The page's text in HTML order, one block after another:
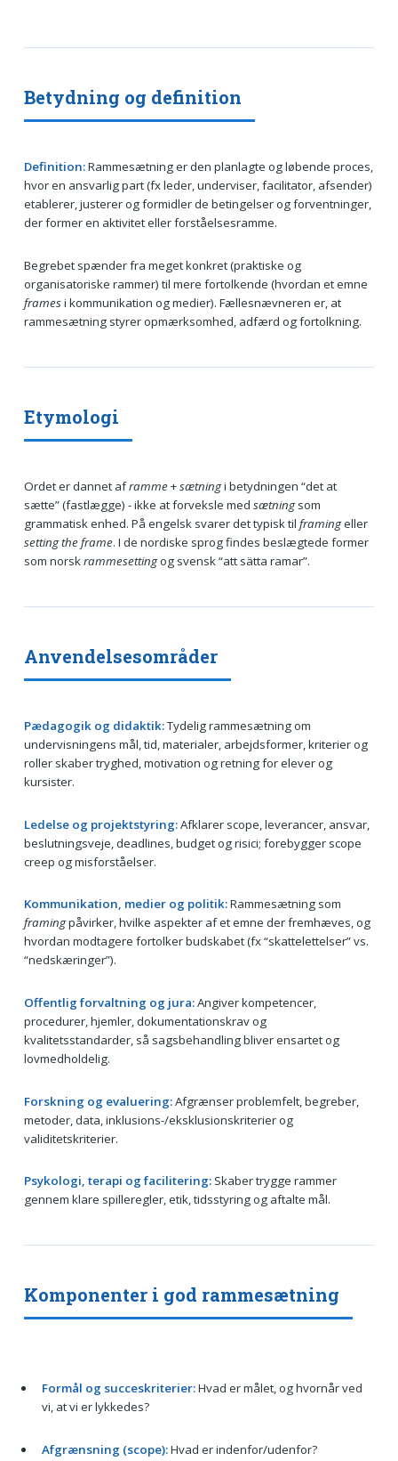
Betydning og definition
Definition:Rammesætning er den planlagte og løbende proces,
hvor en ansvarlig part (fx leder, underviser, facilitator, afsender)
etablerer, justerer og formidler de betingelser og forventninger,
der former en aktivitet eller forståelsesramme.
Begrebet spænder fra meget konkret (praktiske og
organisatoriske rammer) til mere fortolkende (hvordan et emne
framesi kommunikation og medier). Fællesnævneren er, at
rammesætning styrer opmærksomhed, adfærd og fortolkning.
Etymologi
Ordet er dannet aframme+sætningi betydningen “det at
sætte” (fastlægge) - ikke at forveksle med sætningsom
grammatisk enhed. På engelsk svarer det typisk til framingeller
setting the frame. I de nordiske sprog findes beslægtede former
som norskrammesettingog svensk “att sätta ramar”.
Anvendelsesområder
Pædagogik og didaktik:Tydelig rammesætning om
undervisningens mål, tid, materialer, arbejdsformer, kriterier og
roller skaber tryghed, motivation og retning for elever og
kursister.
Ledelse og projektstyring:Afklarer scope, leverancer, ansvar,
beslutningsveje, deadlines, budget og risici; forebygger scope
creep og misforståelser.
Kommunikation, medier og politik:Rammesætning som
framingpåvirker, hvilke aspekter af et emne der fremhæves, og
hvordan modtagere fortolker budskabet (fx “skattelettelser” vs.
“nedskæringer”).
Offentlig forvaltning og jura:Angiver kompetencer,
procedurer, hjemler, dokumentationskrav og
kvalitetsstandarder, så sagsbehandling bliver ensartet og
lovmedholdelig.
Forskning og evaluering:Afgrænser problemfelt, begreber,
metoder, data, inklusions-/eksklusionskriterier og
validitetskriterier.
Psykologi, terapi og facilitering:Skaber trygge rammer
gennem klare spilleregler, etik, tidsstyring og aftalte mål.
Komponenter i god rammesætning
Formål og succeskriterier:Hvad er målet, og hvornår ved
vi, at vi er lykkedes?
Afgrænsning (scope):Hvad er indenfor/udenfor?